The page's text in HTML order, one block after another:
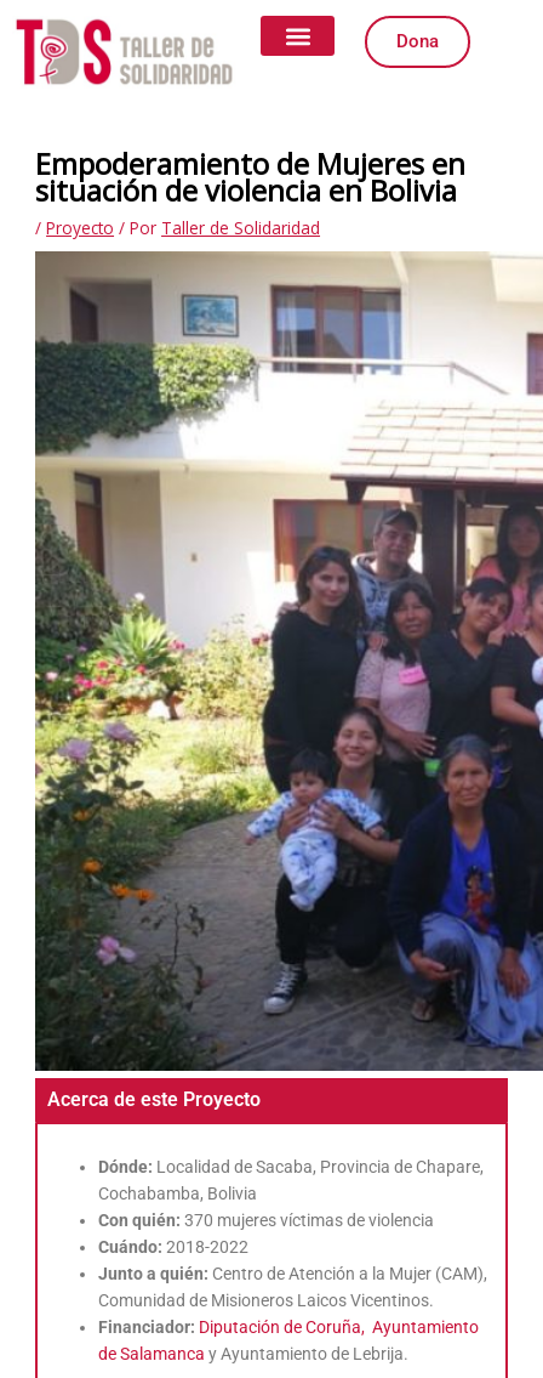
al
contenido
Dona
Empoderamiento de Mujeres en
situación de violencia en Bolivia
/Proyecto / Por Taller de Solidaridad
Acerca de este Proyecto
Dónde: Localidad de Sacaba, Provincia de Chapare,
Cochabamba, Bolivia
Con quién: 370 mujeres víctimas de violencia
Cuándo: 2018-2022
Junto a quién: Centro de Atención a la Mujer (CAM),
Comunidad de Misioneros Laicos Vicentinos.
Financiador: Diputación de Coruña, Ayuntamiento
de Salamanca y Ayuntamiento de Lebrija.